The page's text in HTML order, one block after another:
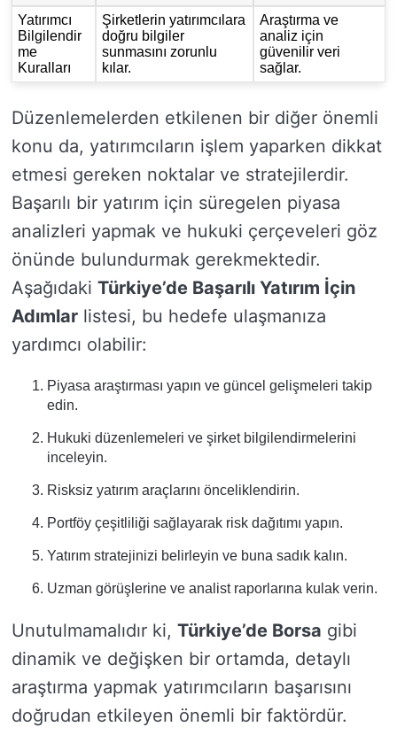
Yatırımcı
Bilgilendir
me
Kuralları
Şirketlerin yatırımcılara
doğru bilgiler
sunmasını zorunlu
kılar.
Araştırma ve
analiz için
güvenilir veri
sağlar.
Düzenlemelerden etkilenen bir diğer önemli
konu da, yatırımcıların işlem yaparken dikkat
etmesi gereken noktalar ve stratejilerdir.
Başarılı bir yatırım için süregelen piyasa
analizleri yapmak ve hukuki çerçeveleri göz
önünde bulundurmak gerekmektedir.
Aşağıdaki Türkiye’de Başarılı Yatırım İçin
Adımlar listesi, bu hedefe ulaşmanıza
yardımcı olabilir:
Piyasa araştırması yapın ve güncel gelişmeleri takip
edin.
Hukuki düzenlemeleri ve şirket bilgilendirmelerini
inceleyin.
Risksiz yatırım araçlarını önceliklendirin.
Portföy çeşitliliği sağlayarak risk dağıtımı yapın.
Yatırım stratejinizi belirleyin ve buna sadık kalın.
Uzman görüşlerine ve analist raporlarına kulak verin.
Unutulmamalıdır ki, Türkiye’de Borsa gibi
dinamik ve değişken bir ortamda, detaylı
araştırma yapmak yatırımcıların başarısını
doğrudan etkileyen önemli bir faktördür.